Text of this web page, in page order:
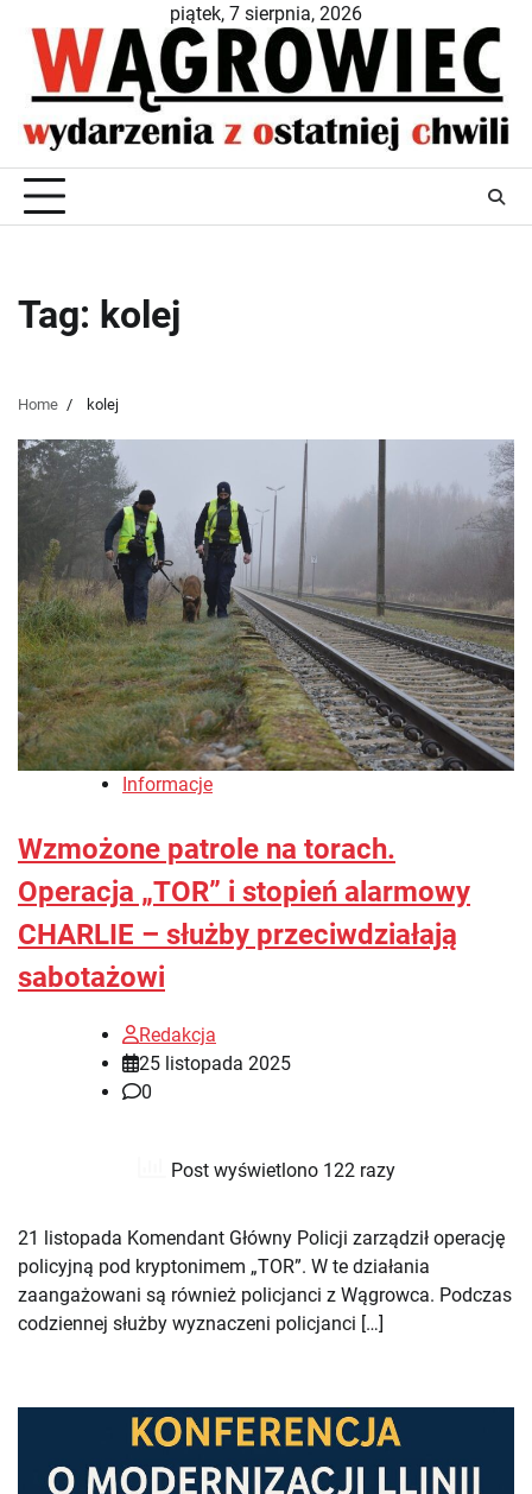
content
piątek, 7 sierpnia, 2026
Tag: kolej
Home kolej
Informacje
Wzmożone patrole na torach.
Operacja „TOR” i stopień alarmowy
CHARLIE – służby przeciwdziałają
sabotażowi
Redakcja
25 listopada 2025
0
Post wyświetlono 122 razy
21 listopada Komendant Główny Policji zarządził operację
policyjną pod kryptonimem „TOR”. W te działania
zaangażowani są również policjanci z Wągrowca. Podczas
codziennej służby wyznaczeni policjanci […]